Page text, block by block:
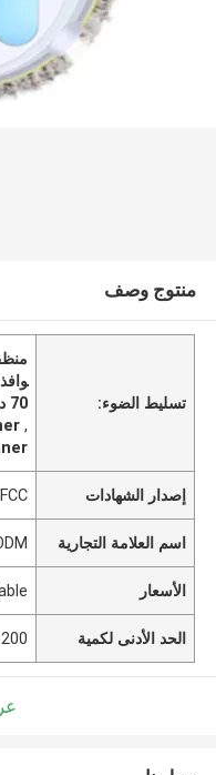
منتوج وصف
تسليط الضوء:
70 ديسيبل
,
إصدار الشهادات
اسم العلامة التجارية
الأسعار
الحد الأدنى لكمية 200 قطعة